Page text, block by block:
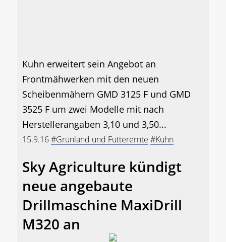
Kuhn erweitert sein Angebot an
Frontmähwerken mit den neuen
Scheibenmähern GMD 3125 F und GMD
3525 F um zwei Modelle mit nach
Herstellerangaben 3,10 und 3,50...
15.9.16#Grünland und Futterernte #Kuhn
Sky Agriculture kündigt
neue angebaute
Drillmaschine MaxiDrill
M320 an